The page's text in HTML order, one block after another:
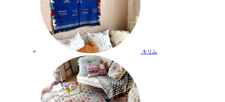
キリム